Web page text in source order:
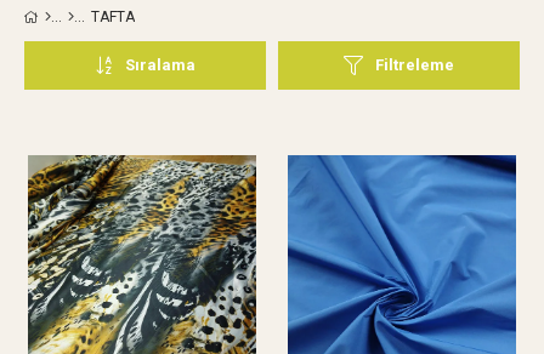
TAFTA
Filtreleme
Sıralama